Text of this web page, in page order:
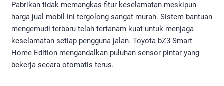
Pabrikan tidak memangkas fitur keselamatan meskipun
harga jual mobil ini tergolong sangat murah. Sistem bantuan
mengemudi terbaru telah tertanam kuat untuk menjaga
keselamatan setiap pengguna jalan. Toyota bZ3 Smart
Home Edition mengandalkan puluhan sensor pintar yang
bekerja secara otomatis terus.